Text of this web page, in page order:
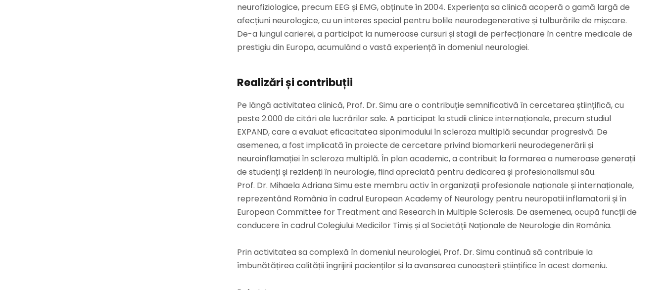
neurofiziologice, precum EEG și EMG, obținute în 2004. Experiența sa clinică acoperă o gamă largă de
afecțiuni neurologice, cu un interes special pentru bolile neurodegenerative și tulburările de mișcare.
De-a lungul carierei, a participat la numeroase cursuri și stagii de perfecționare în centre medicale de
prestigiu din Europa, acumulând o vastă experiență în domeniul neurologiei.
Realizări și contribuții
Pe lângă activitatea clinică, Prof. Dr. Simu are o contribuție semnificativă în cercetarea științifică, cu
peste 2.000 de citări ale lucrărilor sale. A participat la studii clinice internaționale, precum studiul
EXPAND, care a evaluat eficacitatea siponimodului în scleroza multiplă secundar progresivă. De
asemenea, a fost implicată în proiecte de cercetare privind biomarkerii neurodegenerării și
neuroinflamației în scleroza multiplă. În plan academic, a contribuit la formarea a numeroase generații
de studenți și rezidenți în neurologie, fiind apreciată pentru dedicarea și profesionalismul său.
Prof. Dr. Mihaela Adriana Simu este membru activ în organizații profesionale naționale și internaționale,
reprezentând România în cadrul European Academy of Neurology pentru neuropatii inflamatorii și în
European Committee for Treatment and Research in Multiple Sclerosis. De asemenea, ocupă funcții de
conducere în cadrul Colegiului Medicilor Timiș și al Societății Naționale de Neurologie din România.
Prin activitatea sa complexă în domeniul neurologiei, Prof. Dr. Simu continuă să contribuie la
îmbunătățirea calității îngrijirii pacienților și la avansarea cunoașterii științifice în acest domeniu.